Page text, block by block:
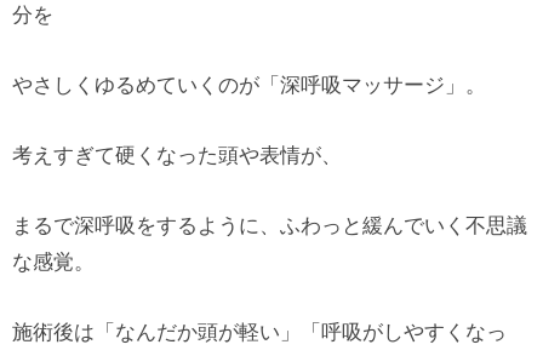
分を
やさしくゆるめていくのが「深呼吸マッサージ」。
考えすぎて硬くなった頭や表情が、
まるで深呼吸をするように、ふわっと緩んでいく不思議
な感覚。
施術後は「なんだか頭が軽い」「呼吸がしやすくなっ